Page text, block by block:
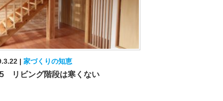
家づくりの知恵
リビング階段は寒くない